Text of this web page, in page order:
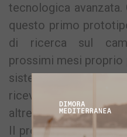
tecnologica
questo primo
di ricerca sul
prossimi mesi proprio
sistema attraverso
ricevuti, in vista
altre tre stazioni per
Il progetto, vincitore